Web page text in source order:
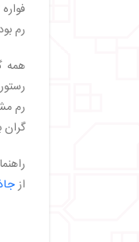
رم
همه
رم
از